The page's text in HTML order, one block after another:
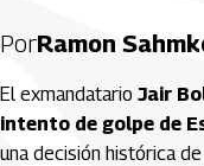
PorRamon
El exmandatario Jair
intento de golpe de
una decisión histórica